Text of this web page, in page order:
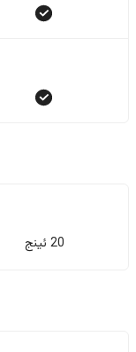
20 ئینج